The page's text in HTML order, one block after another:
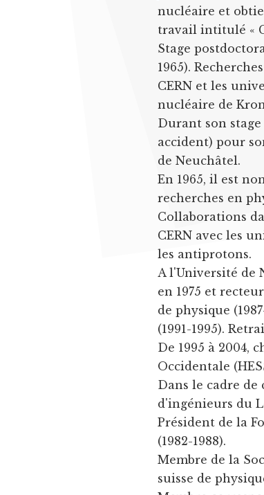
nucléaire et
travail intitulé «
Stage
1965).
CERN et les
nucléaire de
Durant son
accident) pour
de Neuchâtel.
En 1965, il est
recherches en
Collaborations
CERN avec les
les antiprotons.
A l'Université de
en 1975 et
de physique
(1991-1995).
De 1995 à 2004,
Occidentale
Dans le cadre de
d'ingénieurs du
Président de la
(1982-1988).
Membre de la
suisse de